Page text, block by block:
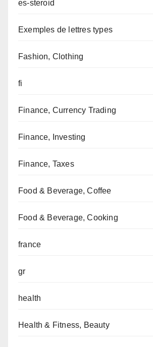
es-steroid
Exemples de lettres types
Fashion, Clothing
fi
Finance, Currency Trading
Finance, Investing
Finance, Taxes
Food & Beverage, Coffee
Food & Beverage, Cooking
france
gr
health
Health & Fitness, Beauty